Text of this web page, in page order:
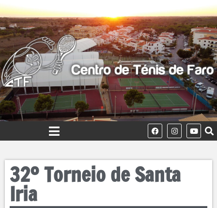
32º Torneio de Santa
Iria